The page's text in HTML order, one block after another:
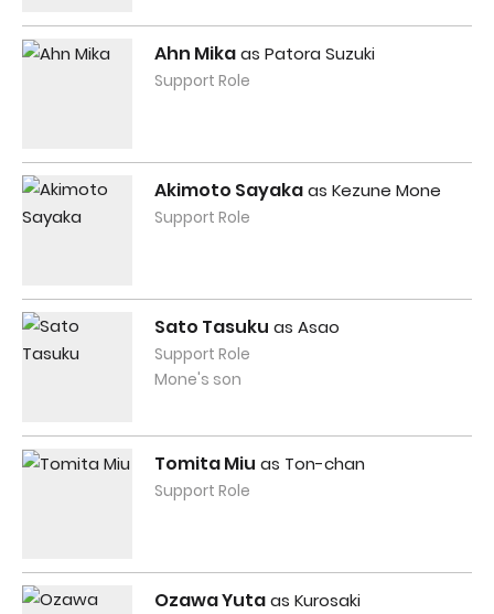
Ahn Mikaas Patora Suzuki
Support Role
Akimoto Sayakaas Kezune Mone
Support Role
Sato Tasuku as Asao
Support Role
Mone's son
Tomita Miu as Ton-chan
Support Role
Ozawa Yutaas Kurosaki